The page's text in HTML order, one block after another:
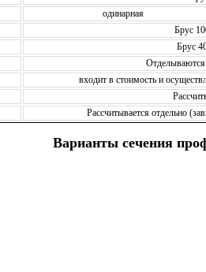
одинарная
Брус
Брус
входит в стоимость и
Рассчитывается отдельно
Варианты сечения